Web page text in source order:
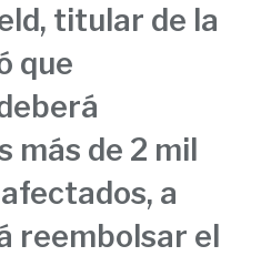
titular de la
que
más de 2 mil
a
reembolsar el